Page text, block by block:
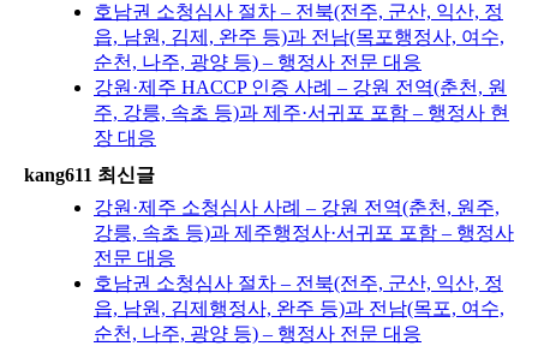
호남권 소청심사 절차 – 전북(전주, 군산, 익산, 정
읍, 남원, 김제, 완주 등)과 전남(목포행정사, 여수,
순천, 나주, 광양 등) – 행정사 전문 대응
강원·제주 HACCP 인증 사례 – 강원 전역(춘천, 원
주, 강릉, 속초 등)과 제주·서귀포 포함 – 행정사 현
장 대응
kang611 최신글
강원·제주 소청심사 사례 – 강원 전역(춘천, 원주,
강릉, 속초 등)과 제주행정사·서귀포 포함 – 행정사
전문 대응
호남권 소청심사 절차 – 전북(전주, 군산, 익산, 정
읍, 남원, 김제행정사, 완주 등)과 전남(목포, 여수,
순천, 나주, 광양 등) – 행정사 전문 대응